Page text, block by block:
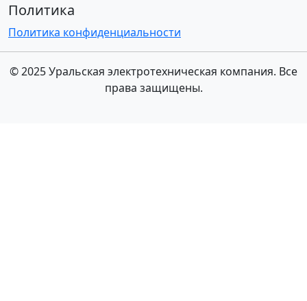
Политика
Политика конфиденциальности
© 2025 Уральская электротехническая компания. Все
права защищены.